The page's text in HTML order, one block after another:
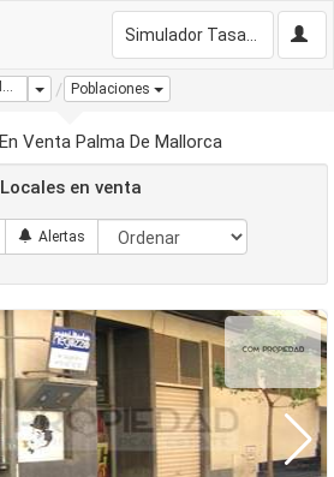
Palma De Mallorca Dropdown
Poblaciones
Venta Palma De Mallorca
Locales en venta